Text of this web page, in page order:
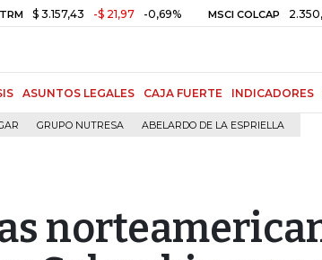
$ 3.157,43 -$ 21,97 -0,69% MSCI COLCAP 2.350,94
ASUNTOS LEGALES CAJA FUERTE INDICADORES
GRUPO NUTRESA ABELARDO DE LA ESPRIELLA